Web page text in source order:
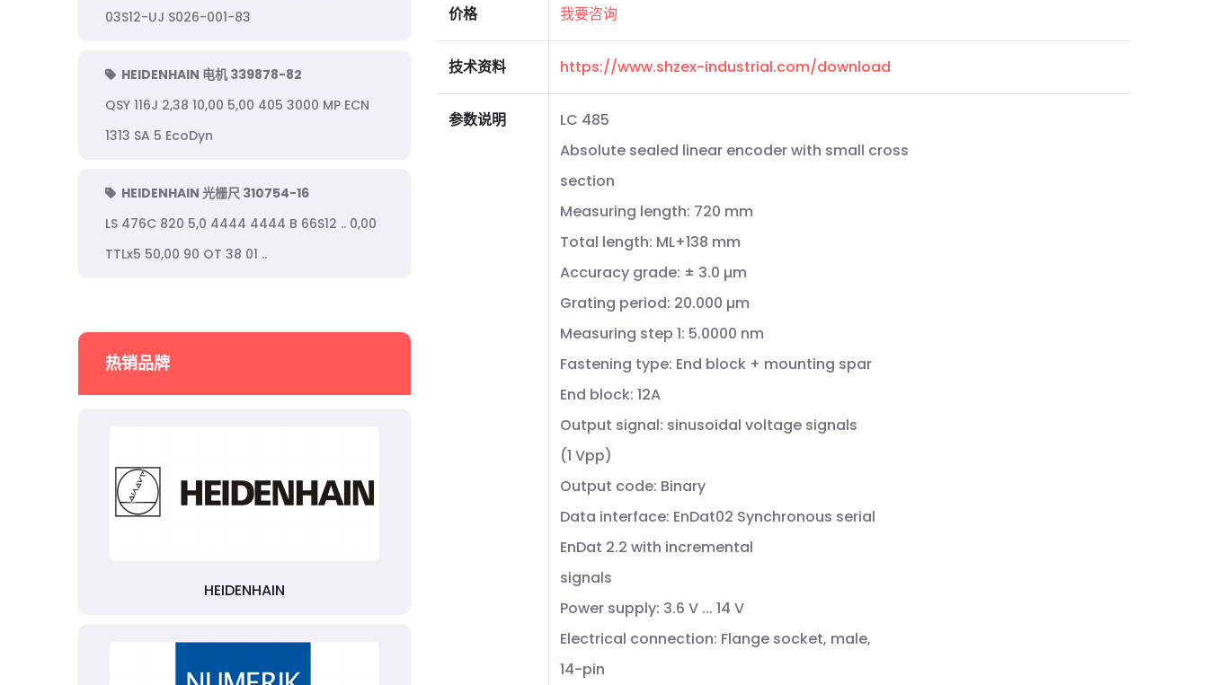
03S12-UJ S026-001-83
HEIDENHAIN 电机 339878-82
QSY 116J 2,38 10,00 5,00 405 3000 MP ECN
1313 SA 5 EcoDyn
HEIDENHAIN 光栅尺 310754-16
LS 476C 820 5,0 4444 4444 B 66S12 .. 0,00
TTLx5 50,00 90 OT 38 01 ..
热销品牌
HEIDENHAIN
价格 我要咨询
技术资料 https://www.shzex-industrial.com/download
参数说明
LC 485
Absolute sealed linear encoder with small cross
section
Measuring length: 720 mm
Total length: ML+138 mm
Accuracy grade: ± 3.0 µm
Grating period: 20.000 µm
Measuring step 1: 5.0000 nm
Fastening type: End block + mounting spar
End block: 12A
Output signal: sinusoidal voltage signals
(1 Vpp)
Output code: Binary
Data interface: EnDat02 Synchronous serial
EnDat 2.2 with incremental
signals
Power supply: 3.6 V ... 14 V
Electrical connection: Flange socket, male,
14-pin